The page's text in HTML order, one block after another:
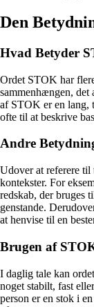
Den
Hvad Betyder
Ordet STOK har
sammenhængen, det
af STOK er en lang,
ofte til at beskrive
Andre
Udover at referere
kontekster. For
redskab, der bruges
genstande.
at henvise til en
Brugen af
I daglig tale kan
noget stabilt, fast
person er en stok i